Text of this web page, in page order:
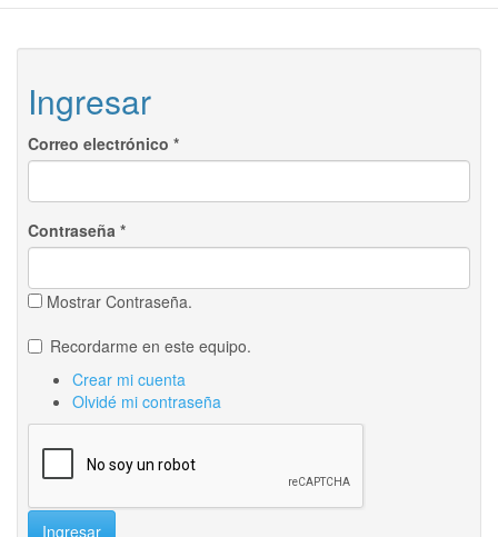
Ingresar
Correo electrónico *
Contraseña *
Mostrar Contraseña.
Recordarme en este equipo.
Crear mi cuenta
Olvidé mi contraseña
Ingresar